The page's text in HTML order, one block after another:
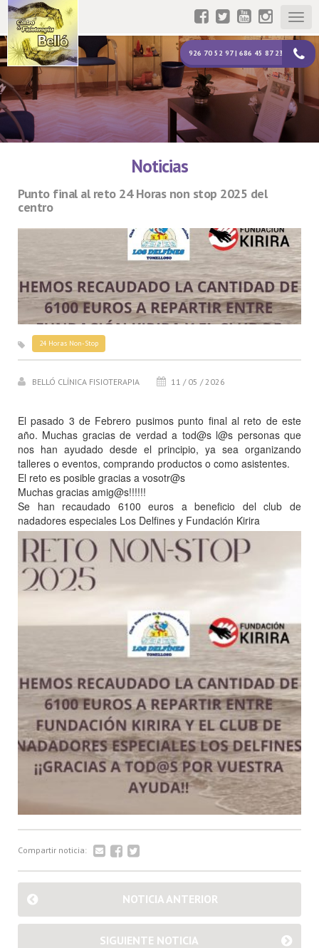
926 70 52 97 | 686 45 87 23
Noticias
Punto final al reto 24 Horas non stop 2025 del
centro
24 Horas Non-Stop
BELLÓ CLÍNICA FISIOTERAPIA 11 / 05 / 2026
El pasado 3 de Febrero pusimos punto final al reto de este
año. Muchas gracias de verdad a tod@s l@s personas que
nos han ayudado desde el principio, ya sea organizando
talleres o eventos, comprando productos o como asistentes.
El reto es posible gracias a vosotr@s
Muchas gracias amig@s!!!!!!
Se han recaudado 6100 euros a beneficio del club de
nadadores especiales Los Delfines y Fundación Kirira
Compartir noticia:
NOTICIA ANTERIOR
SIGUIENTE NOTICIA